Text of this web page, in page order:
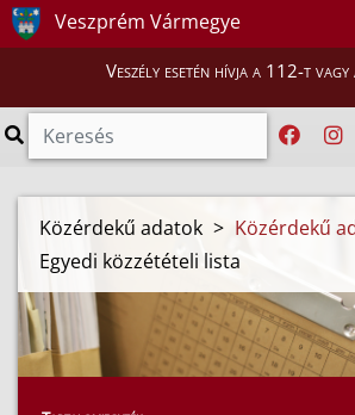
Veszprém Vármegye
Veszély esetén hívja a 112-t
Közérdekű adatok > Közérdekű
Egyedi közzétételi lista